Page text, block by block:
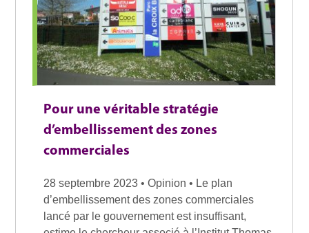
Pour une véritable stratégie
d’embellissement des zones
commerciales
28 septembre 2023 • Opinion • Le plan
d’embellissement des zones commerciales
lancé par le gouvernement est insuffisant,